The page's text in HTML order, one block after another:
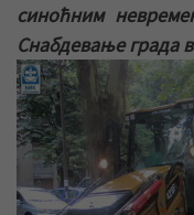
синоћним
Снабдевање града